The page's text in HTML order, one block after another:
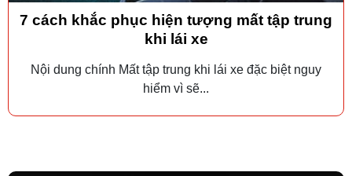
7 cách khắc phục hiện tượng mất tập trung
khi lái xe
Nội dung chính Mất tập trung khi lái xe đặc biệt nguy
hiểm vì sẽ...